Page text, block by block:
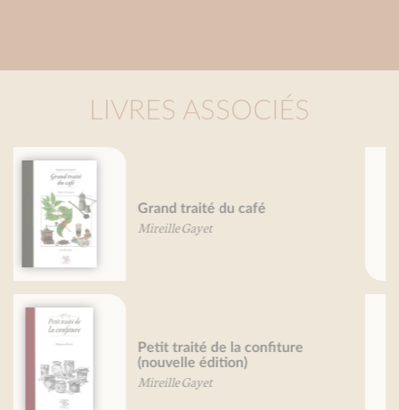
LIVRES ASSOCIÉS
Valérie Gaudant
Nathalie Gaudant
Poissons, je vous aime...
Valérie Gaudant
Nathalie Gaudant
Mireille Gayet